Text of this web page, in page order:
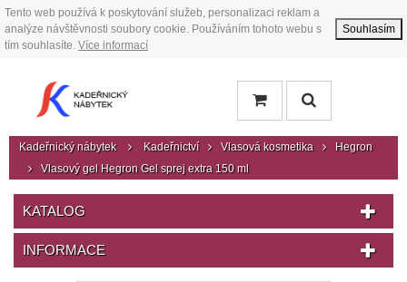
Tento web používá k poskytování služeb, personalizaci reklam a
analýze návštěvnosti soubory cookie. Používáním tohoto webu s
tím souhlasíte. Více informací
Souhlasím
Kadeřnický nábytek Kadeřnictví Vlasová kosmetika
Hegron
Vlasový gel Hegron Gel sprej extra 150 ml
KATALOG
INFORMACE